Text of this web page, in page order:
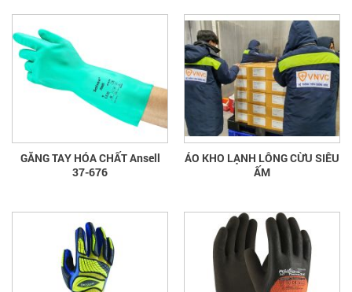
GĂNG TAY HÓA CHẤT Ansell
37-676
ÁO KHO LẠNH LÔNG CỪU SIÊU
ẤM